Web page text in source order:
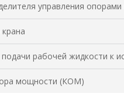
управления
подачи рабочей жидкости
мощности (КОМ)